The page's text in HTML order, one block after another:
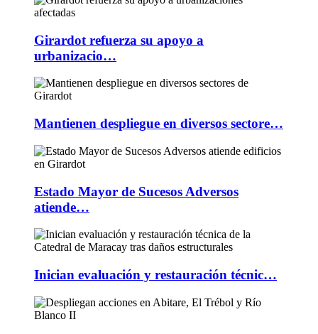
Girardot refuerza su apoyo a
urbanizacio…
Mantienen despliegue en diversos sectore…
Estado Mayor de Sucesos Adversos
atiende…
Inician evaluación y restauración técnic…